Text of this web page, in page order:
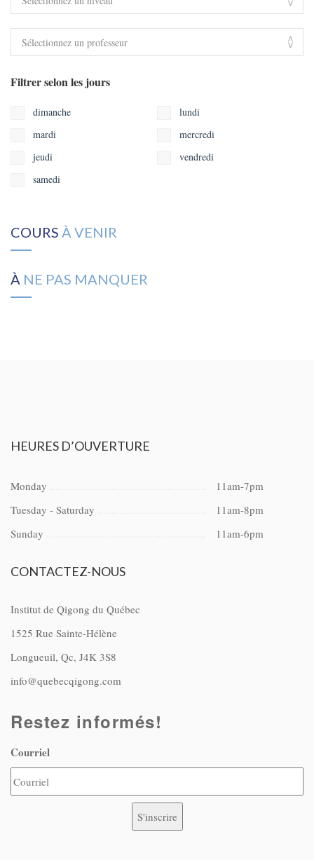
Filtrer selon les jours
dimanche
lundi
mardi
mercredi
jeudi
vendredi
samedi
COURS À VENIR
À NE PAS MANQUER
HEURES D’OUVERTURE
Monday
11am-7pm
Tuesday - Saturday
11am-8pm
Sunday
11am-6pm
CONTACTEZ-NOUS
Institut de Qigong du Québec
1525 Rue Sainte-Hélène
Longueuil, Qc, J4K 3S8
info@quebecqigong.com
Restez informés!
Courriel
S'inscrire